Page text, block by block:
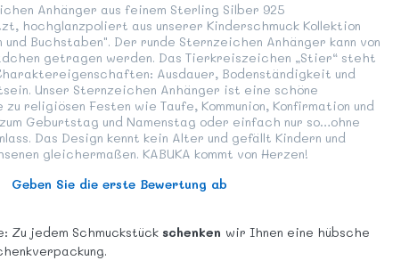
Anhänger aus feinem Sterling Silber 925
hochglanzpoliert aus unserer Kinderschmuck Kollektion
Buchstaben". Der runde Sternzeichen Anhänger kann von
getragen werden. Das Tierkreiszeichen „Stier“ steht
Ausdauer, Bodenständigkeit und
Unser Sternzeichen Anhänger ist eine schöne
zu religiösen Festen wie Taufe, Kommunion, Konfirmation und
Geburtstag und Namenstag oder einfach nur so…ohne
Das Design kennt kein Alter und gefällt Kindern und
gleichermaßen. KABUKA kommt von Herzen!
Geben Sie die erste Bewertung ab
Zu jedem Schmuckstück schenken wir Ihnen eine hübsche